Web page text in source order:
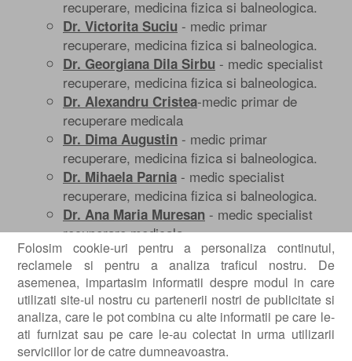
Folosim cookie-uri pentru a personaliza continutul,
reclamele si pentru a analiza traficul nostru. De
asemenea, impartasim informatii despre modul in care
utilizati site-ul nostru cu partenerii nostri de publicitate si
analiza, care le pot combina cu alte informatii pe care le-
ati furnizat sau pe care le-au colectat in urma utilizarii
serviciilor lor de catre dumneavoastra.
recuperare, medicina fizica si balneologica.
Dr. Victorita Suciu - medic primar
recuperare, medicina fizica si balneologica.
Dr. Georgiana Dila Sirbu - medic specialist
recuperare, medicina fizica si balneologica.
Dr. Alexandru Cristea-medic primar de
recuperare medicala
Dr. Dima Augustin - medic primar
recuperare, medicina fizica si balneologica.
Dr. Mihaela Parnia - medic specialist
recuperare, medicina fizica si balneologica.
Dr. Ana Maria Muresan - medic specialist
recuperare medicala
Dr. Matei Rebenciuc- medic specialist
recuperare, medicina fizica si balneologica.
Dr. Oana Filipoaia- medic specialist
recuperare, medicina fizica si balneologica.
Dr. Carmen Ciotec- medic specialist
recuperare, medicina fizica si balneologica.